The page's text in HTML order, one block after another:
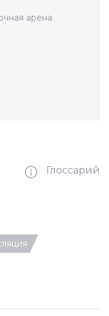
арена
Глоссарий